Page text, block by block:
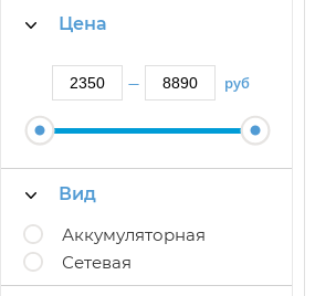
Цена
— руб
Вид
Аккумуляторная
Сетевая